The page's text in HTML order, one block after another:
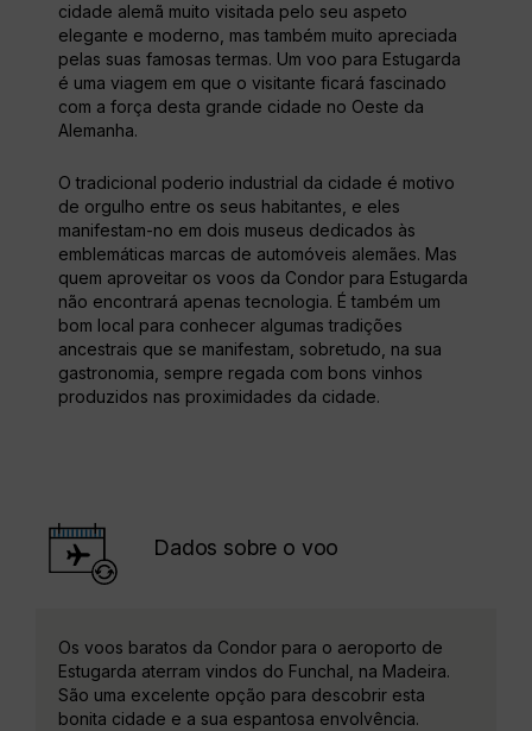
cidade alemã muito visitada pelo seu aspeto
elegante e moderno, mas também muito apreciada
pelas suas famosas termas. Um voo para Estugarda
é uma viagem em que o visitante ficará fascinado
com a força desta grande cidade no Oeste da
Alemanha.
O tradicional poderio industrial da cidade é motivo
de orgulho entre os seus habitantes, e eles
manifestam-no em dois museus dedicados às
emblemáticas marcas de automóveis alemães. Mas
quem aproveitar os voos da Condor para Estugarda
não encontrará apenas tecnologia. É também um
bom local para conhecer algumas tradições
ancestrais que se manifestam, sobretudo, na sua
gastronomia, sempre regada com bons vinhos
produzidos nas proximidades da cidade.
Dados sobre o voo
Os voos baratos da Condor para o aeroporto de
Estugarda aterram vindos do Funchal, na Madeira.
São uma excelente opção para descobrir esta
bonita cidade e a sua espantosa envolvência.